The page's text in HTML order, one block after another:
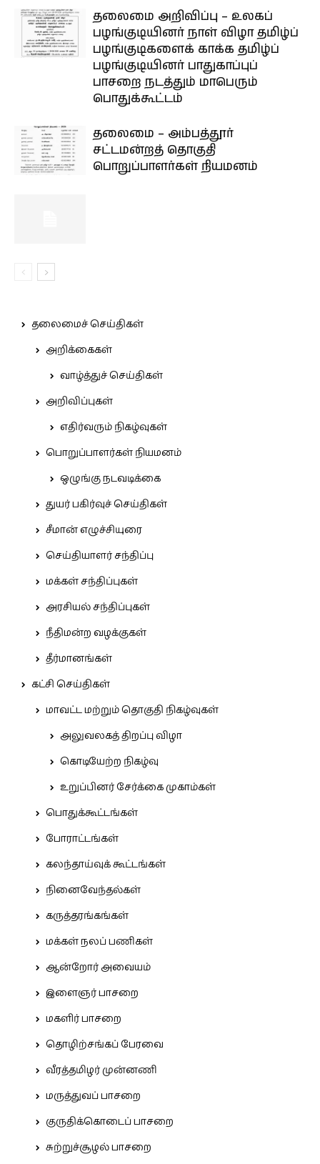
தலைமை அறிவிப்பு – உலகப்
பழங்குடியினர் நாள் விழா தமிழ்ப்
பழங்குடிகளைக் காக்க தமிழ்ப்
பழங்குடியினர் பாதுகாப்புப்
பாசறை நடத்தும் மாபெரும்
பொதுக்கூட்டம்
தலைமை – அம்பத்தூர்
சட்டமன்றத் தொகுதி
பொறுப்பாளர்கள் நியமனம்
தலைமைச் செய்திகள்
அறிக்கைகள்
வாழ்த்துச் செய்திகள்
அறிவிப்புகள்
எதிர்வரும் நிகழ்வுகள்
பொறுப்பாளர்கள் நியமனம்
ஒழுங்கு நடவடிக்கை
துயர் பகிர்வுச் செய்திகள்
சீமான் எழுச்சியுரை
செய்தியாளர் சந்திப்பு
மக்கள் சந்திப்புகள்
அரசியல் சந்திப்புகள்
நீதிமன்ற வழக்குகள்
தீர்மானங்கள்
கட்சி செய்திகள்
மாவட்ட மற்றும் தொகுதி நிகழ்வுகள்
அலுவலகத் திறப்பு விழா
கொடியேற்ற நிகழ்வு
உறுப்பினர் சேர்க்கை முகாம்கள்
பொதுக்கூட்டங்கள்
போராட்டங்கள்
கலந்தாய்வுக் கூட்டங்கள்
நினைவேந்தல்கள்
கருத்தரங்கங்கள்
மக்கள் நலப் பணிகள்
ஆன்றோர் அவையம்
இளைஞர் பாசறை
மகளிர் பாசறை
தொழிற்சங்கப் பேரவை
வீரத்தமிழர் முன்னணி
மருத்துவப் பாசறை
குருதிக்கொடைப் பாசறை
சுற்றுச்சூழல் பாசறை